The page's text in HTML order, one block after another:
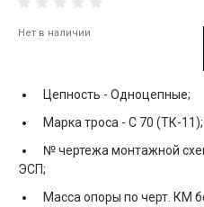
Нет в наличии
Цепность - Одноцепные;
Марка троса - С 70 (ТК-11);
№ чертежа монтажной
ЭСП;
Масса опоры по черт. КМ